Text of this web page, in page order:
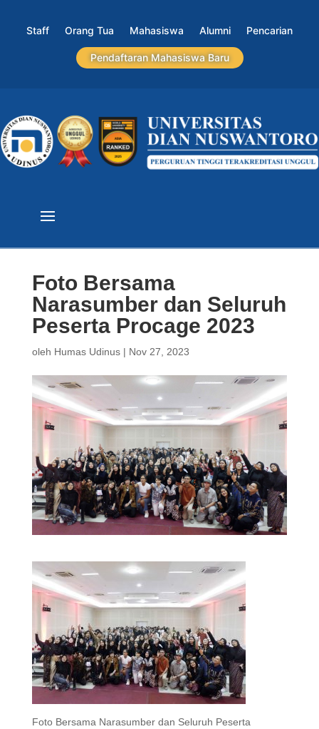
Staff Orang Tua Mahasiswa Alumni Pencarian
Pendaftaran Mahasiswa Baru
Foto Bersama
Narasumber dan Seluruh
Peserta Procage 2023
oleh Humas Udinus| Nov 27, 2023
Foto Bersama Narasumber dan Seluruh Peserta